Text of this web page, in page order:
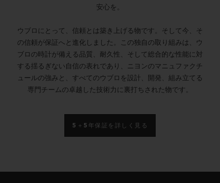
安心を。
ウブロにとって、信頼とは築き上げる物です。そして今、そ
の信頼が保証へと進化しました。この独自の取り組みは、ウ
ブロの時計が備える品質、耐久性、そして総合的な性能に対
する揺るぎない自信の表れであり、ニヨンのマニュファクチ
ュールの強みと、すべてのウブロを設計、開発、組み立てる
専門チームの卓越した技術力に裏打ちされた物です。
5＋5年保証を詳しく見る